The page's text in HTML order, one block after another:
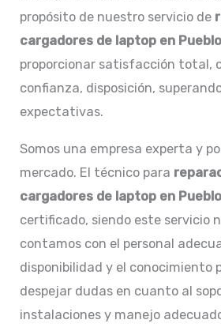
propósito de nuestro servicio de
cargadores de laptop en
proporcionar satisfacción total,
confianza, disposición,
expectativas.
Somos una empresa experta y
mercado. El técnico para
cargadores de laptop en
certificado, siendo este servicio
contamos con el personal
disponibilidad y el conocimiento
despejar dudas en cuanto al
instalaciones y manejo